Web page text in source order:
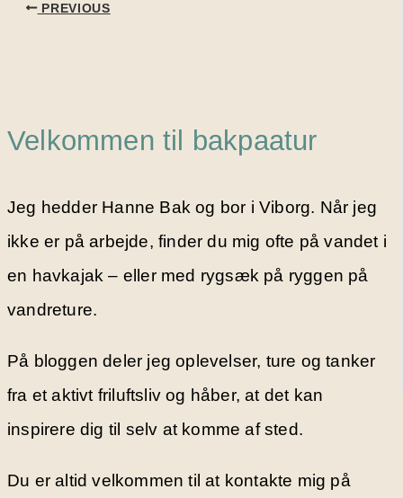
PREVIOUS
Velkommen til bakpaatur
Jeg hedder Hanne Bak og bor i Viborg. Når jeg
ikke er på arbejde, finder du mig ofte på vandet i
en havkajak – eller med rygsæk på ryggen på
vandreture.
På bloggen deler jeg oplevelser, ture og tanker
fra et aktivt friluftsliv og håber, at det kan
inspirere dig til selv at komme af sted.
Du er altid velkommen til at kontakte mig på